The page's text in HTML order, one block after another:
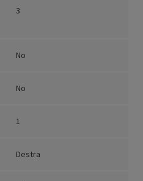
3
No
No
1
Destra